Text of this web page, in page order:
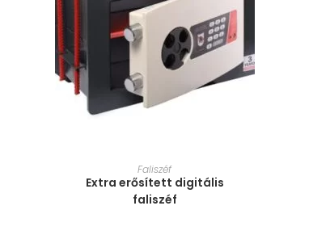
MÉRET VÁLASZTÁSA
Faliszéf
Extra erősített digitális
faliszéf